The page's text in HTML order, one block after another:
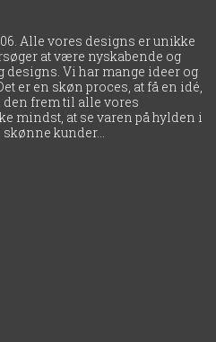
Alle vores designs er unikke
at være nyskabende og
designs. Vi har mange ideer og
er en skøn proces, at få en idé,
den frem til alle vores
mindst, at se varen på hylden i